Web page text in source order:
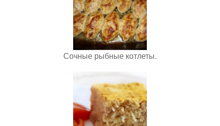
Сочные рыбные котлеты.